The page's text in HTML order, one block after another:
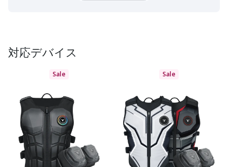
対応デバイス
Sale Sale